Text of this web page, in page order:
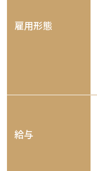
雇用形態
給与